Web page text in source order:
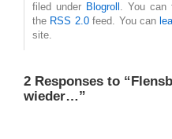
filed under Blogroll . You can
the RSS 2.0feed. You can
site.
2 Responses to
wieder…”